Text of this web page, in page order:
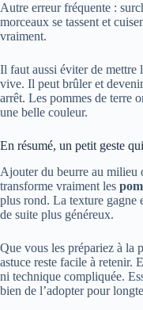
Autre erreur fréquente :
morceaux se tassent et
vraiment.
Il faut aussi éviter de mettre
vive. Il peut brûler et
arrêt. Les pommes de terre
une belle couleur.
En résumé, un petit geste
Ajouter du beurre au milieu
transforme vraiment les
plus rond. La texture gagne
de suite plus généreux.
Que vous les prépariez à la
astuce reste facile à retenir.
ni technique compliquée.
bien de l’adopter pour